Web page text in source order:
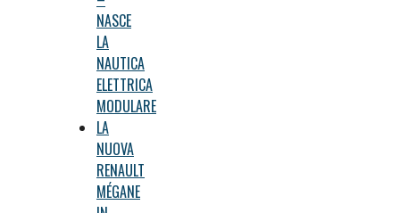
NASCE
LA
NAUTICA
ELETTRICA
MODULARE
LA
NUOVA
RENAULT
MÉGANE